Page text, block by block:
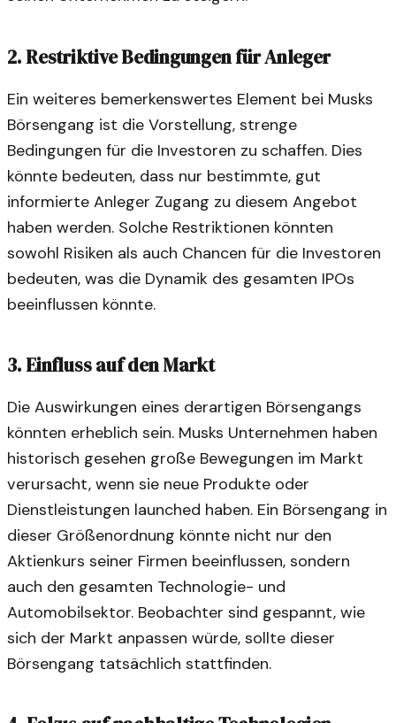
2. Restriktive Bedingungen für Anleger
Ein weiteres bemerkenswertes Element bei Musks
Börsengang ist die Vorstellung, strenge
Bedingungen für die Investoren zu schaffen. Dies
könnte bedeuten, dass nur bestimmte, gut
informierte Anleger Zugang zu diesem Angebot
haben werden. Solche Restriktionen könnten
sowohl Risiken als auch Chancen für die Investoren
bedeuten, was die Dynamik des gesamten IPOs
beeinflussen könnte.
3. Einfluss auf den Markt
Die Auswirkungen eines derartigen Börsengangs
könnten erheblich sein. Musks Unternehmen haben
historisch gesehen große Bewegungen im Markt
verursacht, wenn sie neue Produkte oder
Dienstleistungen launched haben. Ein Börsengang in
dieser Größenordnung könnte nicht nur den
Aktienkurs seiner Firmen beeinflussen, sondern
auch den gesamten Technologie- und
Automobilsektor. Beobachter sind gespannt, wie
sich der Markt anpassen würde, sollte dieser
Börsengang tatsächlich stattfinden.